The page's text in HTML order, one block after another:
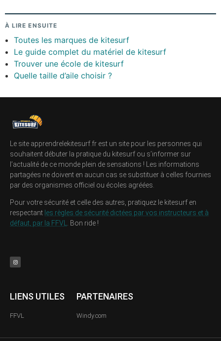
À LIRE ENSUITE
Toutes les marques de kitesurf
Le guide complet du matériel de kitesurf
Trouver une école de kitesurf
Quelle taille d’aile choisir ?
Le site apprendrelekitesurf.fr est un site pour les personnes qui
souhaitent débuter la pratique du kitesurf ou s’informer sur
l’actualité de ce monde plein de sensations ! Les informations
partagées ne doivent en aucun cas se substituer à celles fournies
par des organismes officiel ou écoles agréées.
Pour votre sécurité et celle des autres, pratiquez le kitesurf en
respectant les règles de sécurité dictées par vos instructeurs et à
défaut, par la FFVL
. Bon ride !
LIENS UTILES
FFVL
PARTENAIRES
Windy.com